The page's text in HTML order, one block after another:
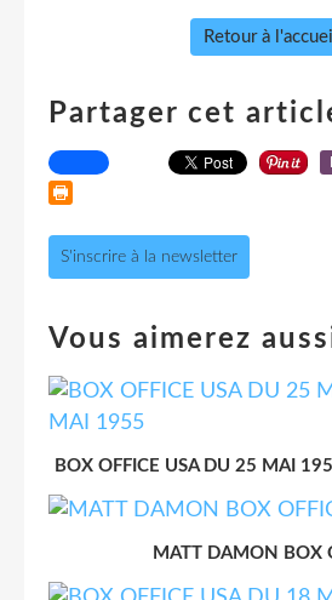
Retour à l'accueil
Partager cet
S'inscrire à la newsletter
Vous aimerez
BOX OFFICE USA DU 25 MAI
MATT DAMON BOX